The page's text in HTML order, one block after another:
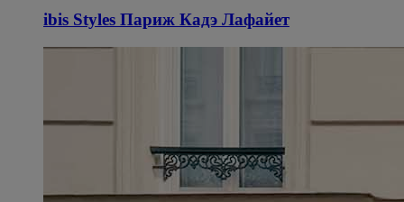
ibis Styles Париж Кадэ Лафайет